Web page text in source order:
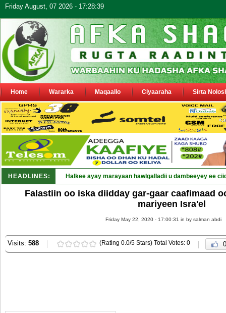
Friday August, 07 2026 - 17:28:39
Home Wararka Maqaallo Ciyaaraha Sirta
HEADLINES: Puntland oo waaran u j_
Falastiin oo iska diidday gar-gaar caafimaad
mariyeen Isra'el
Friday May 22, 2020 - 17:00:31 in by salman abdi
Visits: 588 (Rating 0.0/5 Stars) Total Votes: 0 0